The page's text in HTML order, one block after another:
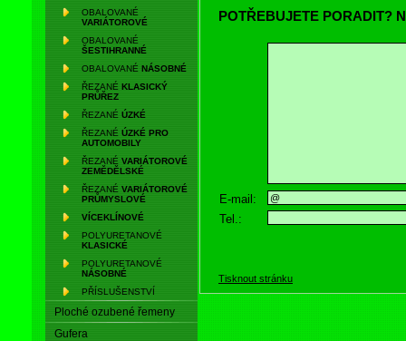
OBALOVANÉ
VARIÁTOROVÉ
OBALOVANÉ
ŠESTIHRANNÉ
OBALOVANÉ NÁSOBNÉ
ŘEZANÉ KLASICKÝ
PRŮŘEZ
ŘEZANÉ ÚZKÉ
ŘEZANÉ ÚZKÉ PRO
AUTOMOBILY
ŘEZANÉ VARIÁTOROVÉ
ZEMĚDĚLSKÉ
ŘEZANÉ VARIÁTOROVÉ
PRŮMYSLOVÉ
VÍCEKLÍNOVÉ
POLYURETANOVÉ
KLASICKÉ
POLYURETANOVÉ
NÁSOBNÉ
PŘÍSLUŠENSTVÍ
Ploché ozubené řemeny
Gufera
POTŘEBUJETE PORADIT?
E-mail:
Tel.:
Tisknout stránku